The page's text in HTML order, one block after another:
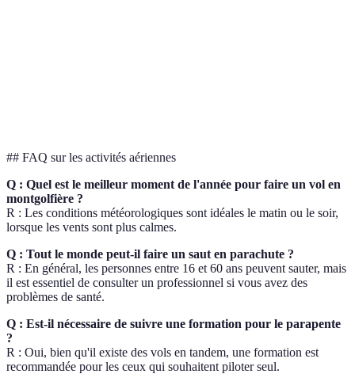
## FAQ sur les activités aériennes
Q : Quel est le meilleur moment de l'année pour faire un vol en
montgolfière ?
R : Les conditions météorologiques sont idéales le matin ou le soir,
lorsque les vents sont plus calmes.
Q : Tout le monde peut-il faire un saut en parachute ?
R : En général, les personnes entre 16 et 60 ans peuvent sauter, mais
il est essentiel de consulter un professionnel si vous avez des
problèmes de santé.
Q : Est-il nécessaire de suivre une formation pour le parapente
?
R : Oui, bien qu'il existe des vols en tandem, une formation est
recommandée pour les ceux qui souhaitent piloter seul.